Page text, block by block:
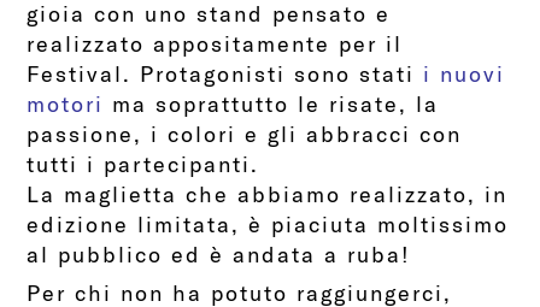
gioia con uno stand pensato e
realizzato appositamente per il
Festival. Protagonisti sono stati i nuovi
motori ma soprattutto le risate, la
passione, i colori e gli abbracci con
tutti i partecipanti.
La maglietta che abbiamo realizzato, in
edizione limitata, è piaciuta moltissimo
al pubblico ed è andata a ruba!
Per chi non ha potuto raggiungerci,